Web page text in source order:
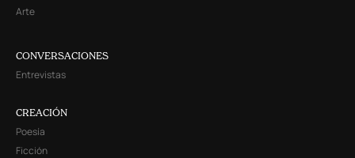
Arte
CONVERSACIONES
Entrevistas
CREACIÓN
Poesía
Ficción